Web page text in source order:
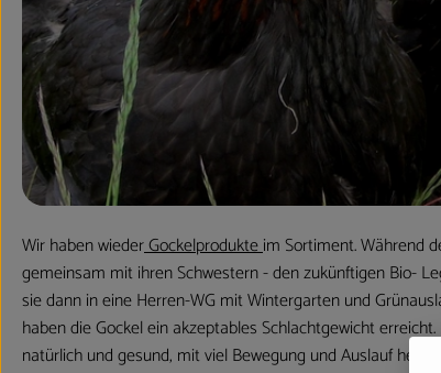
Wir haben wiederGockelprodukteim Sortiment. Während
gemeinsam mit ihren Schwestern - den zukünftigen Bio-
sie dann in eine Herren-WG mit Wintergarten und
haben die Gockel ein akzeptables Schlachtgewicht
natürlich und gesund, mit viel Bewegung und Auslauf